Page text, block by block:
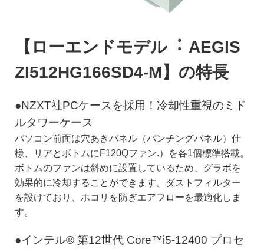
【ローエンドモデル︓ AEGIS
ZI512HG166SD4-M】の特長
●NZXT社PCケースを採用！冷却性重視のミド
ルタワーケース
パソコン前面は穴あきパネル（パンチングパネル）仕
様、リアとボトムにF120Qファン.）を各1個標準搭載。
ボトムのファンは斜めに設置しているため、グラボを
効果的に冷却することができます。ダストフィルター
を設けており、ホコリを防ぎエアフローを最適化しま
す。
●インテル® 第12世代 Core™i5-12400 プロセ